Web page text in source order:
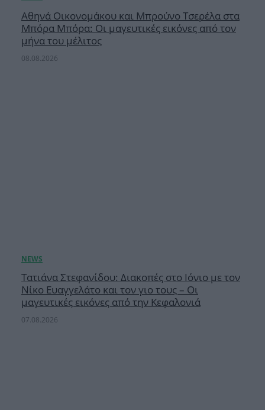
Αθηνά Οικονομάκου και Μπρούνο Τσερέλα στα
Μπόρα Μπόρα: Οι μαγευτικές εικόνες από τον
μήνα του μέλιτος
08.08.2026
Τατιάνα Στεφανίδου: Διακοπές στο Ιόνιο με τον
Νίκο Ευαγγελάτο και τον γιο τους – Οι
μαγευτικές εικόνες από την Κεφαλονιά
07.08.2026